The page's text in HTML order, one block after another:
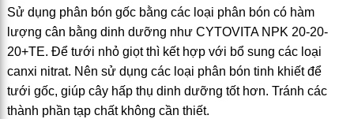
Sử dụng phân bón gốc bằng các loại phân bón có hàm
lượng cân bằng dinh dưỡng như CYTOVITA NPK 20-20-
20+TE. Để tưới nhỏ giọt thì kết hợp với bổ sung các loại
canxi nitrat. Nên sử dụng các loại phân bón tinh khiết để
tưới gốc, giúp cây hấp thụ dinh dưỡng tốt hơn. Tránh các
thành phần tạp chất không cần thiết.